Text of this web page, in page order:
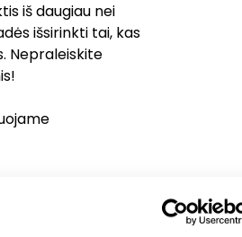
iš daugiau nei
išsirinkti tai, kas
Nepraleiskite